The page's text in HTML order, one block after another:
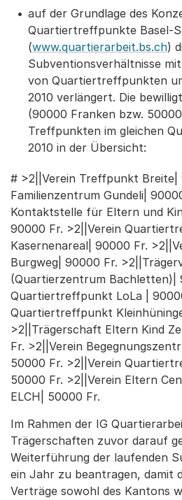
auf der Grundlage des
Quartiertreffpunkte Basel-
(www.quartierarbeit.bs.ch)
Subventionsverhältnisse
von Quartiertreffpunkten
2010 verlängert. Die
(90000 Franken bzw.
Treffpunkten im gleichen
2010 in der Übersicht:
# >2||Verein Treffpunkt Breite|
Familienzentrum Gundeli|
Kontaktstelle für Eltern und
90000 Fr. >2||Verein
Kasernenareal| 90000 Fr.
Burgweg| 90000 Fr.
(Quartierzentrum Bachletten)|
Quartiertreffpunkt LoLa |
Quartiertreffpunkt
>2||Trägerschaft Eltern Kind
Fr. >2||Verein
50000 Fr. >2||Verein
50000 Fr. >2||Verein Eltern
ELCH| 50000 Fr.
Im Rahmen der IG
Trägerschaften zuvor darauf
Weiterführung der laufenden
ein Jahr zu beantragen, damit
Verträge sowohl des Kantons